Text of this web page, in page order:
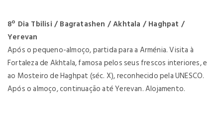
8º Dia Tbilisi / Bagratashen / Akhtala / Haghpat /
Yerevan
Após o pequeno-almoço, partida para a Arménia. Visita à
Fortaleza de Akhtala, famosa pelos seus frescos interiores, e
ao Mosteiro de Haghpat (séc. X), reconhecido pela UNESCO.
Após o almoço, continuação até Yerevan. Alojamento.